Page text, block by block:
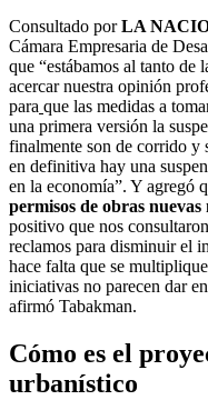
Consultado porLA
Cámara Empresaria de
que “estábamos al tanto de
acercar nuestra opinión
para que las medidas a
una primera versión la
finalmente son de corrido y
en definitiva hay una
en la economía”. Y agregó
permisos de obras nuevas
positivo que nos
reclamos para disminuir el
hace falta que se
iniciativas no parecen dar
afirmó Tabakman.
Cómo es el
urbanístico